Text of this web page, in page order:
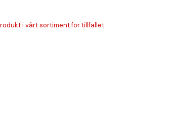
i vårt sortiment för tillfället.